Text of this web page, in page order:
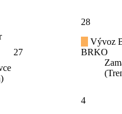
27
28
Vývoz
BRKO
4